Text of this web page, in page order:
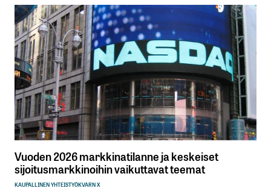
Vuoden 2026 markkinatilanne ja keskeiset
sijoitusmarkkinoihin vaikuttavat teemat
KAUPALLINEN YHTEISTYÖKVARN X